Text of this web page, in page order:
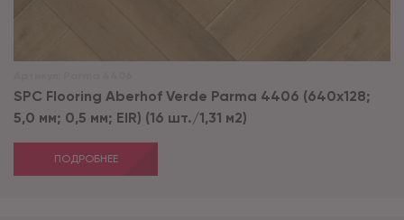
SPC Flooring Aberhof Verde Parma 4406 (640х128;
5,0 мм; 0,5 мм; EIR) (16 шт./1,31 м2)
ПОДРОБНЕЕ